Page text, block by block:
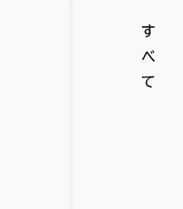
す
べ
て